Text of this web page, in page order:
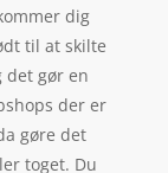
dig
til at skilte
det gør en
der er
gøre det
toget. Du